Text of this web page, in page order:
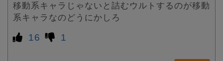
移動系キャラじゃないと詰むウルトするのが移動
系キャラなのどうにかしろ
16 1